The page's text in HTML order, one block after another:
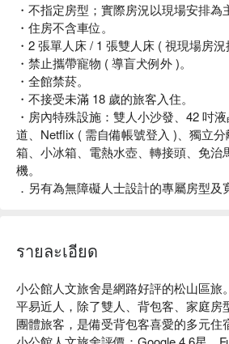
・不指定房型；實際房況以現場安排為
・住房不含車位。
・2 張單人床 / 1 張雙人床 ( 視現場房況
・禁止攜帶寵物 ( 導盲犬例外 )。
・全館禁菸。
・不接受未滿 18 歲的旅客入住。
・房內特殊設施：雙人小沙發、42 吋
道、Netflix ( 需自備帳號登入 )、獨立
箱、小冰箱、電熱水壺、轉接頭、免治
機。
．另有為無障礙人士設計的專屬房型及
รายละเอียด
小公館人文旅舍是網路好評的松山區旅
平易近人，除了雙人、背包客、家庭房
團體旅客，是備受背包客喜愛的多元住